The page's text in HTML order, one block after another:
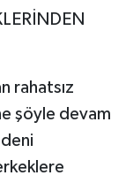
rahatsız
şöyle devam